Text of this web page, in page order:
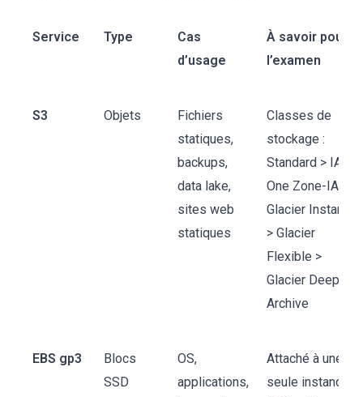
Service Type
Cas
d’usage
À savoir pour
l’examen
S3 Objets
Fichiers
statiques,
backups,
data lake,
sites web
statiques
Classes de
stockage :
Standard > IA >
One Zone-IA >
Glacier Instant
> Glacier
Flexible >
Glacier Deep
Archive
EBS gp3
Blocs
SSD
OS,
applications,
Attaché à une
seule instance